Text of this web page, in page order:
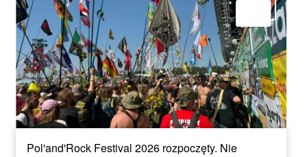
Pol'and'Rock Festival 2026 rozpoczęty. Nie